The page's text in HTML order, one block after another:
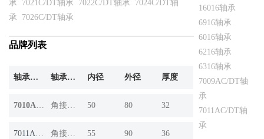
承
7021C/DT轴承 7022C/DT轴承
7024C/DT轴
承
7026C/DT轴承
品牌列表
轴承产品 轴承系列 内径 外径 厚度
7010AC/DT 角接触球轴承 50 80 32
7011AC/DT 角接触球轴承 55 90 36
16016轴承
6916轴承
6016轴承
6216轴承
6316轴承
7009AC/DT轴
承
7011AC/DT轴
承